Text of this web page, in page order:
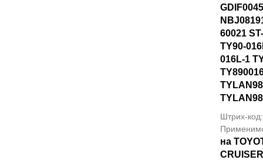
60021
TY90-
016L-1
Штрих-
на